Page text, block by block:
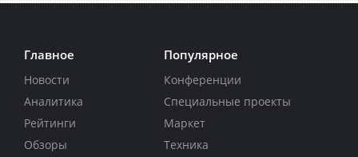
Главное
Новости
Аналитика
Рейтинги
Обзоры
Популярное
Конференции
Специальные проекты
Маркет
Техника